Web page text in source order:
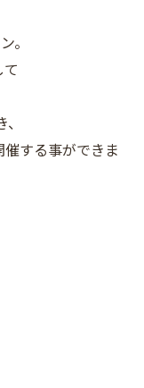
。
する事ができま